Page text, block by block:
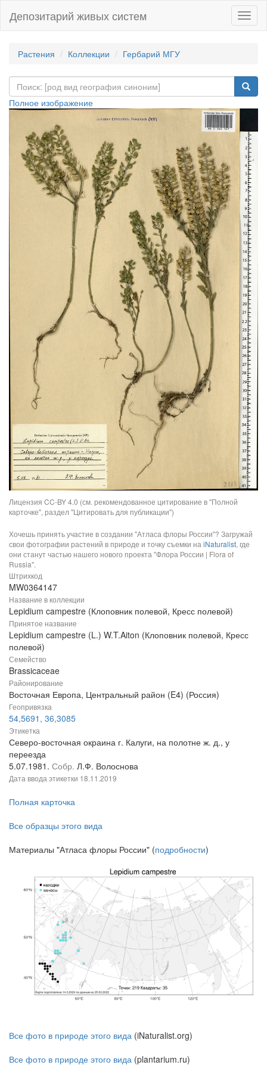
Депозитарий живых систем
Растения Коллекции Гербарий МГУ
Полное изображение
Лицензия CC-BY 4.0 (см. рекомендованное цитирование в "Полной
карточке", раздел "Цитировать для публикации")
Хочешь принять участие в создании "Атласа флоры России"? Загружай
свои фотографии растений в природе и точку съемки на iNaturalist, где
они станут частью нашего нового проекта "Флора России | Flora of
Russia".
Штрихкод
MW0364147
Название в коллекции
Lepidium campestre (Клоповник полевой, Кресс полевой)
Принятое название
Lepidium campestre (L.) W.T.Aiton (Клоповник полевой, Кресс
полевой)
Семейство
Brassicaceae
Районирование
Восточная Европа, Центральный район (E4) (Россия)
Геопривязка
54,5691, 36,3085
Этикетка
Северо-восточная окраина г. Калуги, на полотне ж. д., у
переезда
5.07.1981. Собр. Л.Ф. Волоснова
Дата ввода этикетки 18.11.2019
Полная карточка
Все образцы этого вида
Материалы "Атласа флоры России" (подробности)
Все фото в природе этого вида (iNaturalist.org)
Все фото в природе этого вида (plantarium.ru)